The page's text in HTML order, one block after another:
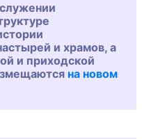
и храмов, а
и приходской
на новом